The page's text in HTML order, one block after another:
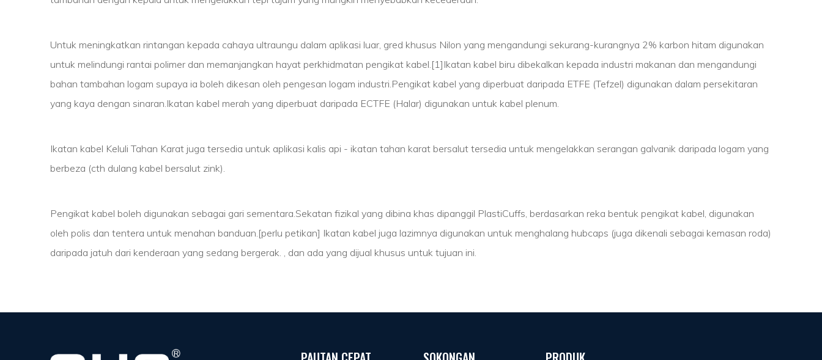
Untuk meningkatkan rintangan kepada cahaya ultraungu dalam aplikasi luar, gred khusus Nilon yang mengandungi sekurang-kurangnya 2% karbon hitam digunakan
untuk melindungi rantai polimer dan memanjangkan hayat perkhidmatan pengikat kabel.[1]Ikatan kabel biru dibekalkan kepada industri makanan dan mengandungi
bahan tambahan logam supaya ia boleh dikesan oleh pengesan logam industri.Pengikat kabel yang diperbuat daripada ETFE (Tefzel) digunakan dalam persekitaran
yang kaya dengan sinaran.Ikatan kabel merah yang diperbuat daripada ECTFE (Halar) digunakan untuk kabel plenum.
Ikatan kabel Keluli Tahan Karat juga tersedia untuk aplikasi kalis api - ikatan tahan karat bersalut tersedia untuk mengelakkan serangan galvanik daripada logam yang
berbeza (cth dulang kabel bersalut zink).
Pengikat kabel boleh digunakan sebagai gari sementara.Sekatan fizikal yang dibina khas dipanggil PlastiCuffs, berdasarkan reka bentuk pengikat kabel, digunakan
oleh polis dan tentera untuk menahan banduan.[perlu petikan] Ikatan kabel juga lazimnya digunakan untuk menghalang hubcaps (juga dikenali sebagai kemasan roda)
daripada jatuh dari kenderaan yang sedang bergerak. , dan ada yang dijual khusus untuk tujuan ini.